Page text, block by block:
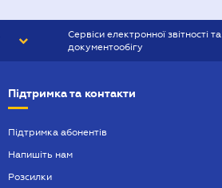
Сервіси електронної звітності та
документообігу
Підтримка та контакти
Підтримка абонентів
Напишіть нам
Розсилки